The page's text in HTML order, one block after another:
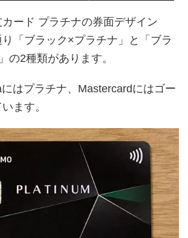
ード プラチナの券面デザイン
「ブラック×プラチナ」と「ブラ
の2種類があります。
はプラチナ、Mastercardにはゴー
ます。